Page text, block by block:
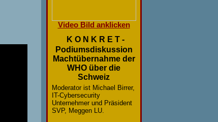
Video Bild anklicken
K O N K R E T -
Podiumsdiskussion
Machtübernahme der
WHO über die
Schweiz
Moderator ist Michael Birrer,
IT-Cybersecurity
Unternehmer und Präsident
SVP, Meggen LU.